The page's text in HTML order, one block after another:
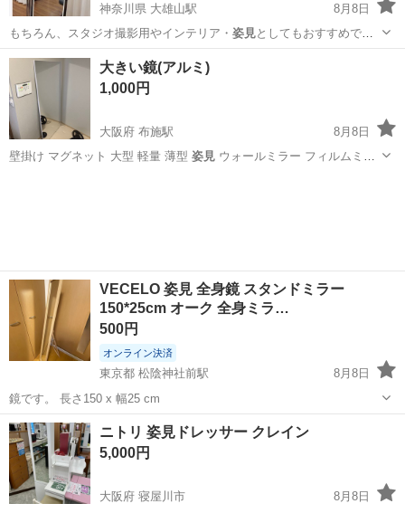
神奈川県 大雄山駅
8月8日
もちろん、スタジオ撮影用やインテリア・ 姿見としてもおすすめで
す。 【サイズ・お…
神奈川 南足柄市 大雄山駅
大きい鏡(アルミ)
1,000円
大阪府 布施駅
8月8日
壁掛け マグネット 大型 軽量 薄型 姿見ウォールミラー フィルムミラ
VECELO 姿見 全身鏡 スタンドミラー
150*25cm オーク 全身ミラ…
500円
オンライン決済
東京都 松陰神社前駅
8月8日
鏡です。 長さ150 x 幅25 cm
東京 世田谷区 松陰神社前駅 洗濯用品
ニトリ 姿見ドレッサー クレイン
5,000円
大阪府 寝屋川市
8月8日